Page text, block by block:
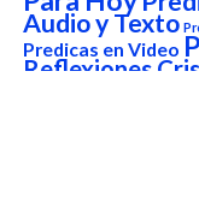
Audio y Texto
Predicas en Video
Reflexiones